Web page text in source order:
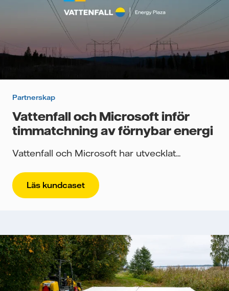
Partnerskap
Vattenfall och Microsoft inför
timmatchning av förnybar energi
Vattenfall och Microsoft har utvecklat...
Läs kundcaset